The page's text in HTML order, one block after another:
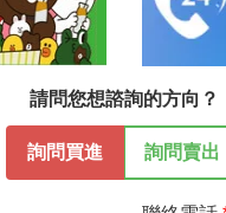
請問您想諮詢的方向？
詢問買進 詢問賣出